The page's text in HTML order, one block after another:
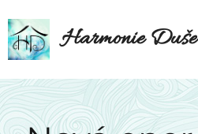
Harmonie Duše